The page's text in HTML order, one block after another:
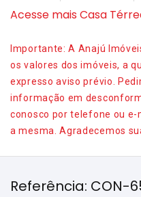
Acesse mais Casa
Importante: A Anajú
os valores dos imóveis, a
expresso aviso prévio.
informação em
conosco por telefone ou
a mesma. Agradecemos
Referência: CON-